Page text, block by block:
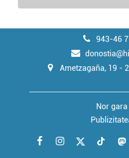
943-46
Ametzagaña, 19 -
Nor gara